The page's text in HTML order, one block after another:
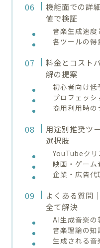
機能面での詳
値で検証
音楽生成速度
各ツールの得
料金とコスト
解の提案
初心者向け低
プロフェッ
商用利用時
用途別推奨ツ
選択肢
YouTubeク
映画・ゲー
企業・広告代
よくある質問
全て解決
AI生成音楽の
音楽理論の知
生成される音